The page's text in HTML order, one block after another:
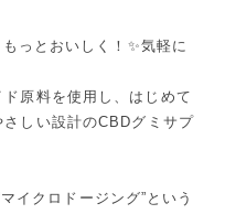
っとおいしく！✨気軽に
原料を使用し、はじめて
しい設計のCBDグミサプ
イクロドージング”という